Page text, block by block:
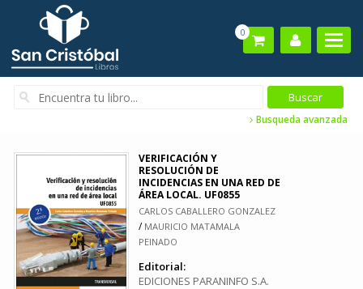
0
Busqueda avanzada
VERIFICACIÓN Y
RESOLUCIÓN DE
INCIDENCIAS EN UNA RED DE
ÁREA LOCAL. UF0855
CARLOS CABALLERO GONZALEZ
/ MAURICIO MATAMALA
PEINADO
Editorial:
EDICIONES PARANINFO S.A.